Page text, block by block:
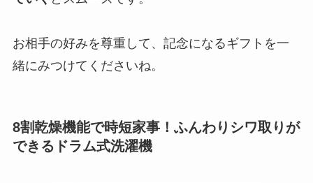
お相手の好みを尊重して、記念になるギフトを一
緒にみつけてくださいね。
8割乾燥機能で時短家事！ふんわりシワ取りが
できるドラム式洗濯機